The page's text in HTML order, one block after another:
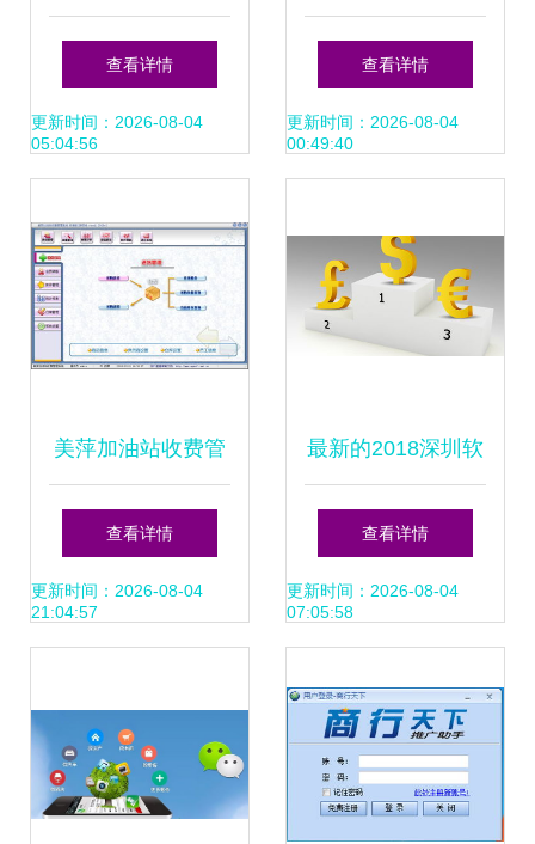
丨软件与服务外包
学院 软件外包服务
查看详情
更新时间：2026-08-04
05:04:56
级保护2.0 从标准
到实战的权威解读
查看详情
更新时间：2026-08-04
00:49:40
美萍加油站收费管
理系统 全面提升运
营效率的智能解决
查看详情
更新时间：2026-08-04
21:04:57
最新的2018深圳软
件外包公司排名
查看详情
更新时间：2026-08-04
07:05:58